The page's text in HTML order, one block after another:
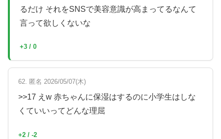
るだけ それをSNSで美容意識が高まってるなんて
言って欲しくないな
+3 / 0
62. 匿名 2026/05/07(木)
>>17 えw 赤ちゃんに保湿はするのに小学生はしな
くていいってどんな理屈
+2 / -2